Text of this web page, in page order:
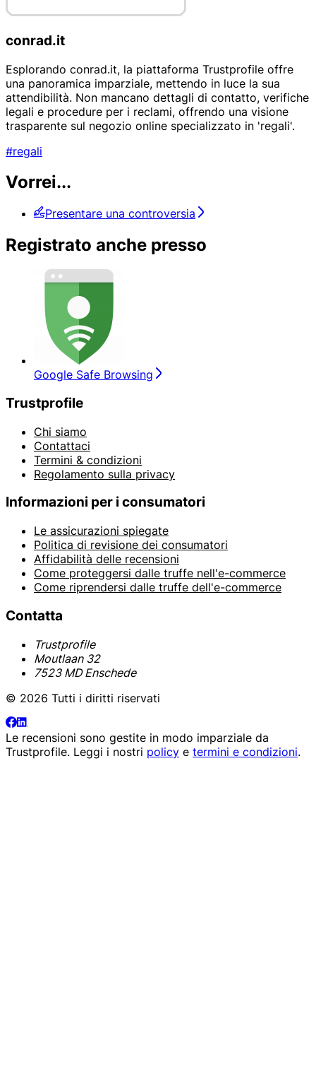
conrad.it
Esplorando conrad.it, la piattaforma Trustprofile offre
una panoramica imparziale, mettendo in luce la sua
attendibilità. Non mancano dettagli di contatto, verifiche
legali e procedure per i reclami, offrendo una visione
trasparente sul negozio online specializzato in 'regali'.
#regali
Vorrei...
Presentare una controversia
Registrato anche presso
Google Safe Browsing
Trustprofile
Chi siamo
Contattaci
Termini & condizioni
Regolamento sulla privacy
Informazioni per i consumatori
Le assicurazioni spiegate
Politica di revisione dei consumatori
Affidabilità delle recensioni
Come proteggersi dalle truffe nell'e-commerce
Come riprendersi dalle truffe dell'e-commerce
Contatta
Trustprofile
Moutlaan 32
7523 MD Enschede
© 2026 Tutti i diritti riservati
Le recensioni sono gestite in modo imparziale da
Trustprofile. Leggi i nostri policy e termini e condizioni.